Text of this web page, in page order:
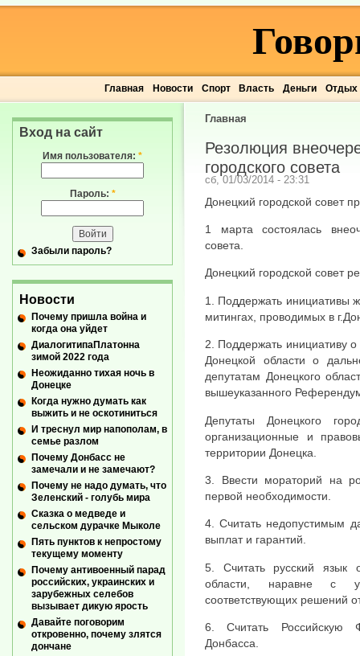
Главная Новости Спорт Власть Деньги Отдых
Главная
Резолюция
городского совета
сб, 01/03/2014 - 23:31
Донецкий городской совет
1 марта состоялась
совета.
Донецкий городской совет
1. Поддержать инициативы
митингах, проводимых в
2. Поддержать инициативу
Донецкой области о
депутатам Донецкого
вышеуказанного
Депутаты Донецкого
организационные и
территории Донецка.
3. Ввести мораторий на
первой необходимости.
4. Считать недопустимым
выплат и гарантий.
5. Считать русский язык
области, наравне с
соответствующих решений
6. Считать Российскую
Донбасса.
Вход на сайт
Имя пользователя: *
Пароль: *
Забыли пароль?
Новости
Почему пришла война и
когда она уйдет
ДиалогитипаПлатонна
зимой 2022 года
Неожиданно тихая ночь в
Донецке
Когда нужно думать как
выжить и не оскотиниться
И треснул мир напополам, в
семье разлом
Почему Донбасс не
замечали и не замечают?
Почему не надо думать, что
Зеленский - голубь мира
Сказка о медведе и
сельском дурачке Мыколе
Пять пунктов к непростому
текущему моменту
Почему антивоенный парад
российских, украинских и
зарубежных селебов
вызывает дикую ярость
Давайте поговорим
откровенно, почему злятся
дончане